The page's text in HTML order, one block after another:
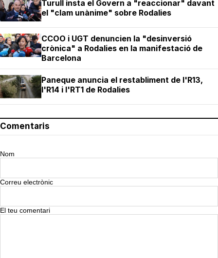
Turull insta el Govern a "reaccionar" davant
el "clam unànime" sobre Rodalies
CCOO i UGT denuncien la "desinversió
crònica" a Rodalies en la manifestació de
Barcelona
Paneque anuncia el restabliment de l'R13,
l'R14 i l'RT1 de Rodalies
Comentaris
Nom
Correu electrònic
El teu comentari